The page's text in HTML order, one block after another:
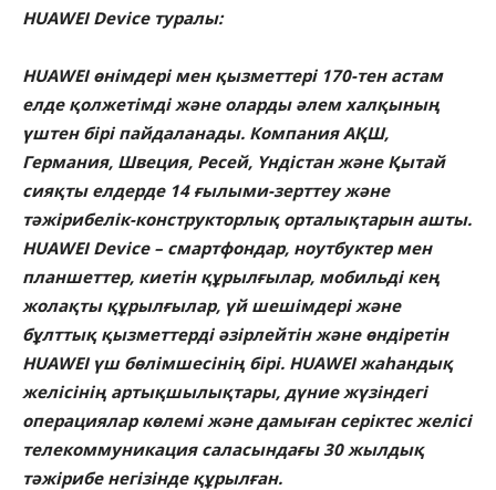
HUAWEI Device туралы:
HUAWEI өнімдері мен қызметтері 170-тен астам
елде қолжетімді және оларды әлем халқының
үштен бірі пайдаланады. Компания АҚШ,
Германия, Швеция, Ресей, Үндістан және Қытай
сияқты елдерде 14 ғылыми-зерттеу және
тәжірибелік-конструкторлық орталықтарын ашты.
HUAWEI Device – смартфондар, ноутбуктер мен
планшеттер, киетін құрылғылар, мобильді кең
жолақты құрылғылар, үй шешімдері және
бұлттық қызметтерді әзірлейтін және өндіретін
HUAWEI үш бөлімшесінің бірі. HUAWEI жаһандық
желісінің артықшылықтары, дүние жүзіндегі
операциялар көлемі және дамыған серіктес желісі
телекоммуникация саласындағы 30 жылдық
тәжірибе негізінде құрылған.